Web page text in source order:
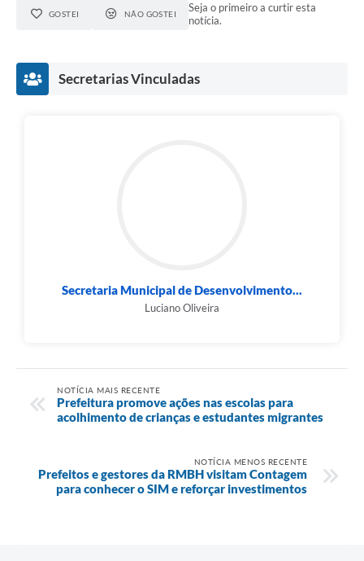
GOSTEI NÃO GOSTEI
Seja o primeiro a curtir esta
notícia.
Secretarias Vinculadas
Secretaria Municipal de Desenvolvimento...
Luciano Oliveira
NOTÍCIA MAIS RECENTE
Prefeitura promove ações nas escolas para
acolhimento de crianças e estudantes migrantes
NOTÍCIA MENOS RECENTE
Prefeitos e gestores da RMBH visitam Contagem
para conhecer o SIM e reforçar investimentos